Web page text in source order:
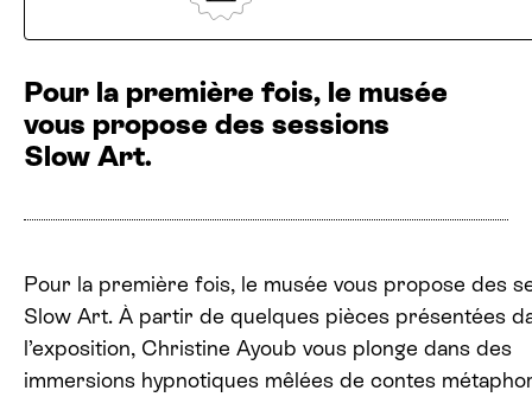
Pour la première fois, le musée
vous propose des sessions
Slow Art.
Pour la première fois, le musée vous propose des
Slow Art. À partir de quelques pièces présentées
l’exposition, Christine Ayoub vous plonge dans des
immersions hypnotiques mêlées de contes